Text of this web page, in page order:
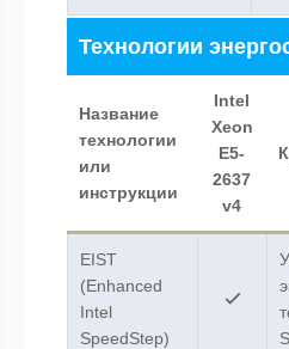
Технологии
Название
технологии
или
инструкции
Intel
Xeon
E5-
2637
v4
EIST
(Enhanced
Intel
SpeedStep)